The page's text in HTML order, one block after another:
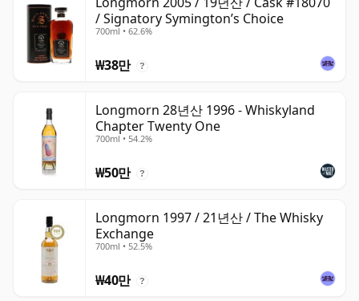
/ Signatory Symington’s Choice
700ml • 62.6%
₩38만 ?
Longmorn 28년산 1996 - Whiskyland
Chapter Twenty One
700ml • 54.2%
₩50만 ?
Longmorn 1997 / 21년산 / The Whisky
Exchange
700ml • 52.5%
₩40만 ?